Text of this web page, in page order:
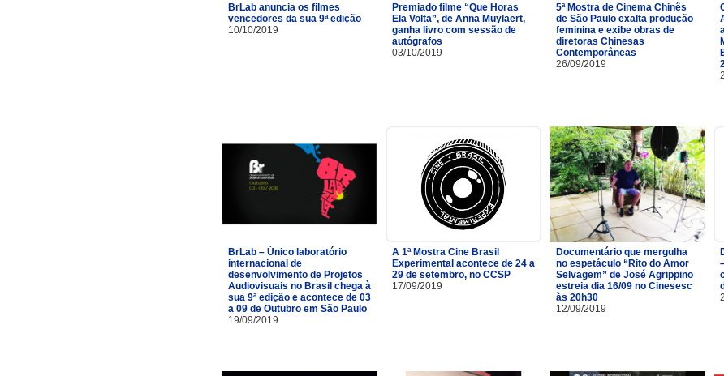
BrLab anuncia os filmes
vencedores da sua 9ª edição
10/10/2019
Premiado filme “Que Horas
Ela Volta”, de Anna Muylaert,
ganha livro com sessão de
autógrafos
03/10/2019
5ª Mostra de Cinema Chinês
de São Paulo exalta produção
feminina e exibe obras de
diretoras Chinesas
Contemporâneas
26/09/2019
BrLab – Único laboratório
internacional de
desenvolvimento de Projetos
Audiovisuais no Brasil chega à
sua 9ª edição e acontece de 03
a 09 de Outubro em São Paulo
19/09/2019
A 1ª Mostra Cine Brasil
Experimental acontece de 24 a
29 de setembro, no CCSP
17/09/2019
Documentário que mergulha
no espetáculo “Rito do Amor
Selvagem” de José Agrippino
estreia dia 16/09 no Cinesesc
às 20h30
12/09/2019